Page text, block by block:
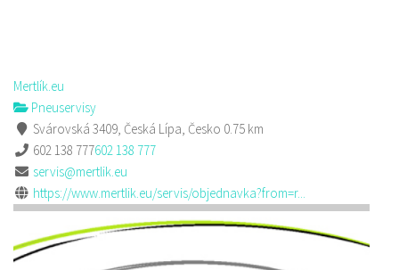
Mertlík.eu
Pneuservisy
Svárovská 3409, Česká Lípa, Česko 0.75 km
602 138 777602 138 777
servis@mertlik.eu
https://www.mertlik.eu/servis/objednavka?from=r...